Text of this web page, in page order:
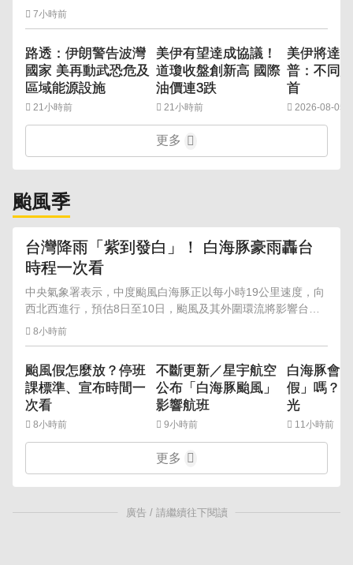
號也因空管疏失險與客機過近。
7小時前
路透：伊朗警告波灣
國家 美再動武恐危及
區域能源設施
21小時前
美伊有望達成協議！
道瓊收盤創新高 國際
油價連3跌
21小時前
美伊將達
普：不同
首
2026-08-05
更多
颱風季
台灣降雨「紫到發白」！ 白海豚豪雨轟台
時程一次看
中央氣象署表示，中度颱風白海豚正以每小時19公里速度，向
西北西進行，預估8日至10日，颱風及其外圍環流將影響台
灣，可能帶來豪雨以上等級降雨。
8小時前
颱風假怎麼放？停班
課標準、宣布時間一
次看
8小時前
不斷更新／星宇航空
公布「白海豚颱風」
影響航班
9小時前
白海豚會
假」嗎？
光
11小時前
更多
廣告 / 請繼續往下閱讀